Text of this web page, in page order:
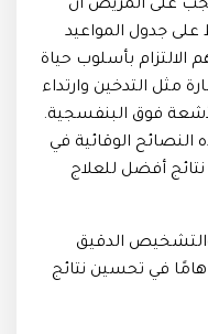
على المريض أن
على جدول المواعيد
الالتزام بأسلوب حياة
مثل التدخين وارتداء
فوق البنفسجية.
النصائح الوقائية في
أفضل للعلاج
الدقيق
هامًا في تحسين نتائج